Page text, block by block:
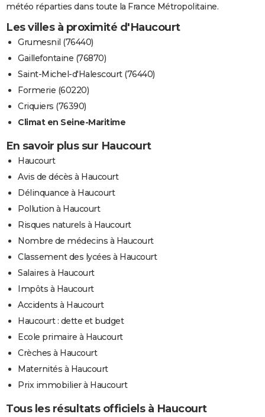
météo réparties dans toute la France Métropolitaine.
Les villes à proximité d'Haucourt
Grumesnil (76440)
Gaillefontaine (76870)
Saint-Michel-d'Halescourt (76440)
Formerie (60220)
Criquiers (76390)
Climat en Seine-Maritime
En savoir plus sur Haucourt
Haucourt
Avis de décès à Haucourt
Délinquance à Haucourt
Pollution à Haucourt
Risques naturels à Haucourt
Nombre de médecins à Haucourt
Classement des lycées à Haucourt
Salaires à Haucourt
Impôts à Haucourt
Accidents à Haucourt
Haucourt : dette et budget
Ecole primaire à Haucourt
Crèches à Haucourt
Maternités à Haucourt
Prix immobilier à Haucourt
Tous les résultats officiels à Haucourt